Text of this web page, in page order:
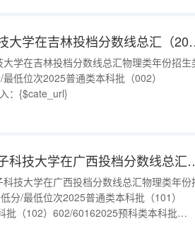
2025年高考西安
学在吉林投档分数线总汇物理类年份招生
低位次2025普通类本科批（002）
：{$cate_url}
2025年高考西安电子科
技大学在广西投档分数线总汇物理类年份
分/最低位次2025普通类本科批（101）
批（102）602/60162025预科类本科批
专项计划本科批（501）604/5576更多数据